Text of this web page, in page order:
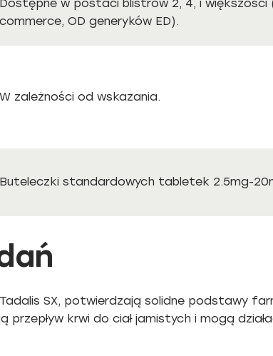
Dostępne w postaci blistrów 2, 4, i
commerce, OD generyków ED).
W zależności od wskazania.
Buteleczki standardowych tabletek 2.5mg-
SX, potwierdzają solidne podstawy
krwi do ciał jamistych i mogą